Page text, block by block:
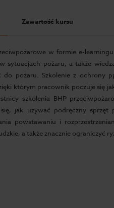
Zawartość kursu
w formie e-
sytuacjach pożaru, a także
do pożaru. Szkolenie z ochrony
którym pracownik poczuje się
szkolenia BHP
jak używać podręczny sprzęt
powstawaniu i
a także znacznie ograniczyć